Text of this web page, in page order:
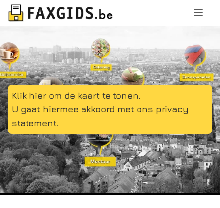
Klik hier om de kaart te tonen.
U gaat hiermee akkoord met ons privacy
statement.